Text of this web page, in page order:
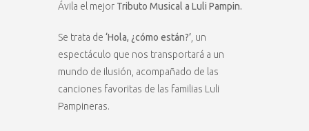
Ávila el mejor Tributo Musical a Luli Pampin.
Se trata de ‘Hola, ¿cómo están?’ , un
espectáculo que nos transportará a un
mundo de ilusión, acompañado de las
canciones favoritas de las familias Luli
Pampineras.